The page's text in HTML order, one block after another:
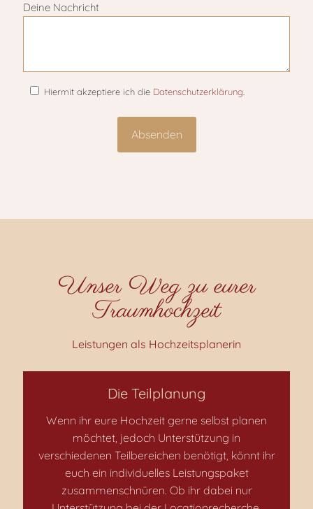
Deine Nachricht
Hiermit akzeptiere ich die Datenschutzerklärung
Unser Weg zu eurer
Traumhochzeit
Leistungen als Hochzeitsplanerin
Die Teilplanung
Wenn ihr eure Hochzeit gerne selbst planen
möchtet, jedoch Unterstützung in
verschiedenen Teilbereichen benötigt, könnt ihr
euch ein individuelles Leistungspaket
zusammenschnüren. Ob ihr dabei nur